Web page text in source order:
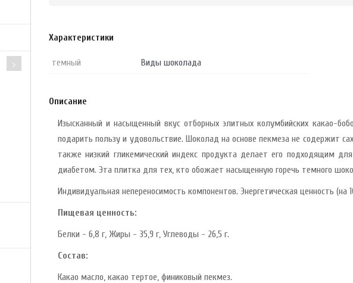
Характеристики
темный Виды шоколада
Описание
Изысканный и насыщенный вкус отборных элитных колумбийских какао-
подарить пользу и удовольствие. Шоколад на основе пекмеза не содержит
также низкий гликемический индекс продукта делает его подходящим
диабетом. Эта плитка для тех, кто обожает насыщенную горечь темного
Индивидуальная непереносимость компонентов. Энергетическая ценность (на
Пищевая ценность:
Белки - 6,8 г, Жиры - 35,9 г, Углеводы - 26,5 г.
Состав:
Какао масло, какао тертое, финиковый пекмез.